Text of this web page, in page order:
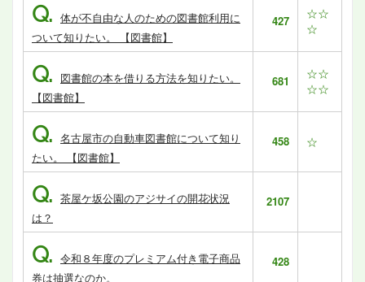
Q. 体が不自由な人のための図書館利用に
ついて知りたい。 【図書館】
427
☆☆
☆
Q. 図書館の本を借りる方法を知りたい。
【図書館】
681
☆☆
☆☆
Q. 名古屋市の自動車図書館について知り
たい。 【図書館】
458 ☆
Q. 茶屋ケ坂公園のアジサイの開花状況
は？
2107
Q. 令和８年度のプレミアム付き電子商品
券は抽選なのか。
428